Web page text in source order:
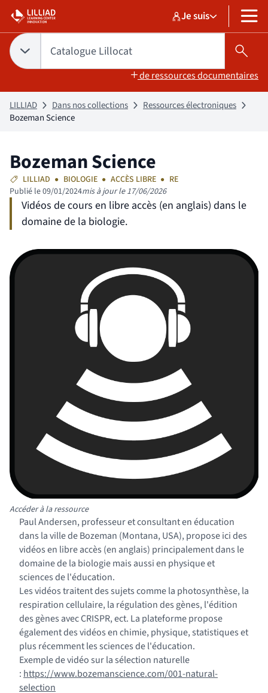
Aller
contenu
Aller
pied
de
page
Sélectionner un
Catalogue
sélectionné
Je suis MENU
Choix du périmètre de recherche :
CATALOGUE LILLOCAT
sélectionnéTapez votre recherche pour rechercher dans :
Catalogue Lillocat
de ressources documentaires
LILLIAD Dans nos collections
Ressources électroniques
Bozeman Science
Bozeman Science
LILLIAD BIOLOGIE ACCÈS LIBRE
RE
Publié le 09/01/2024mis à jour le 17/06/2026
Vidéos de cours en libre accès (en anglais) dans le
domaine de la biologie.
Accéder à la ressource
Paul Andersen, professeur et consultant en éducation
dans la ville de Bozeman (Montana, USA), propose ici des
vidéos en libre accès (en anglais) principalement dans le
domaine de la biologie mais aussi en physique et
sciences de l'éducation.
Les vidéos traitent des sujets comme la photosynthèse, la
respiration cellulaire, la régulation des gènes, l'édition
des gènes avec CRISPR, ect. La plateforme propose
également des vidéos en chimie, physique, statistiques et
plus récemment les sciences de l'éducation.
Exemple de vidéo sur la sélection naturelle
: https://www.bozemanscience.com/001-natural-
selection